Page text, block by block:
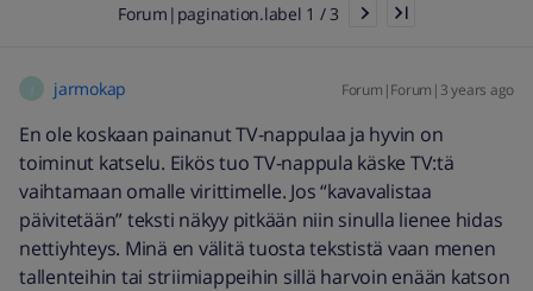
Forum|pagination.label 1 / 3
jarmokap Forum|Forum|3 years ago
En ole koskaan painanut TV-nappulaa ja hyvin on
toiminut katselu. Eikös tuo TV-nappula käske TV:tä
vaihtamaan omalle virittimelle. Jos “kavavalistaa
päivitetään” teksti näkyy pitkään niin sinulla lienee hidas
nettiyhteys. Minä en välitä tuosta tekstistä vaan menen
tallenteihin tai striimiappeihin sillä harvoin enään katson